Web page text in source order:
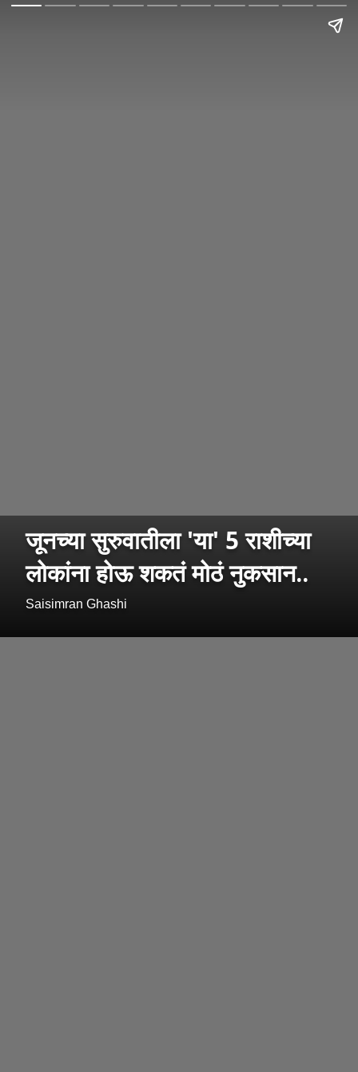
जूनच्या सुरुवातीला 'या' 5 राशीच्या
लोकांना होऊ शकतं मोठं नुकसान..
Saisimran Ghashi